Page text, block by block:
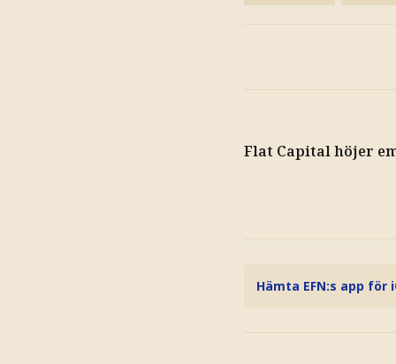
Flat Capital höjer
Hämta EFN:s app för